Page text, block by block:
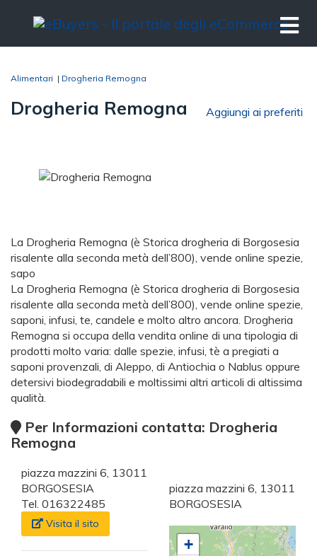
Alimentari | Drogheria Remogna
Drogheria Remogna Aggiungi ai preferiti
La Drogheria Remogna (è Storica drogheria di Borgosesia
risalente alla seconda metà dell’800), vende online spezie,
sapo
La Drogheria Remogna (è Storica drogheria di Borgosesia
risalente alla seconda metà dell’800), vende online spezie,
saponi, infusi, te, candele e molto altro ancora. Drogheria
Remogna si occupa della vendita online di una tipologia di
prodotti molto varia: dalle spezie, infusi, tè a pregiati a
saponi provenzali, di Aleppo, di Antiochia o Nablus oppure
detersivi biodegradabili e moltissimi altri articoli di altissima
qualità.
Per Informazioni contatta: Drogheria
Remogna
piazza mazzini 6, 13011
BORGOSESIA
Tel. 016322485
Visita il sito
piazza mazzini 6, 13011
BORGOSESIA
+